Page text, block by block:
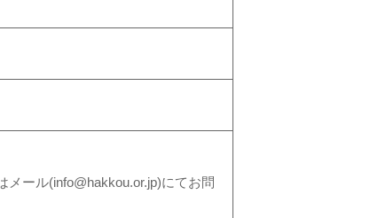
ール(info@hakkou.or.jp)にてお問